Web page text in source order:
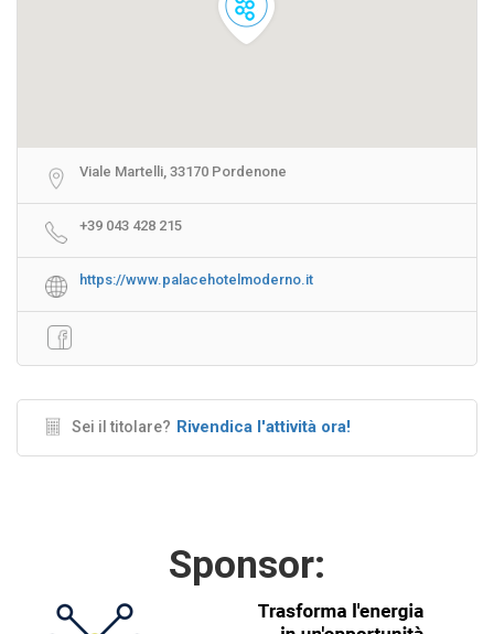
Viale Martelli, 33170 Pordenone
+39 043 428 215
https://www.palacehotelmoderno.it
Sei il titolare? Rivendica l'attività ora!
Sponsor: